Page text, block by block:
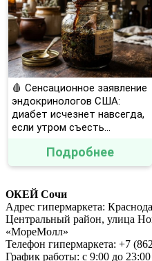
🩸 Сенсационное заявление
эндокринологов США:
диабет исчезнет навсегда,
если утром съесть...
Подробнее
ОКЕЙ Сочи
Адрес гипермаркета:
Центральный район, улица
«МореМолл»
Телефон гипермаркета: +7
График работы: с 9:00 до